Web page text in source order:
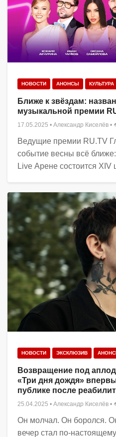
НОВОСТИ АНОНСЫ КУЛЬТУРА
Ближе к звёздам:
музыкальной премии
17.05.2025 • Александр Киселёв •
Ведущие премии RU.TV
событие весны всё
Live Арене состоится XIV
НОВОСТИ ЭКСКЛЮЗИВ
Возвращение под
«Три дня дождя»
публике после
25.04.2025 • Александр Киселёв •
Он молчал. Он боролся.
вечер стал по-